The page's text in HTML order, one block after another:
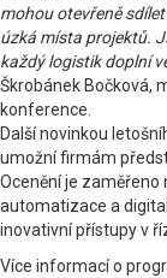
mohou otevřeně
úzká místa projektů.
každý logistik doplní
Škrobánek Bočková,
konference.
Další novinkou
umožní firmám
Ocenění je
automatizace a
inovativní přístupy v
Více informací o